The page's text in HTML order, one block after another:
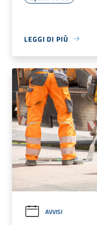
LEGGI DI PIÙ
AVVISI